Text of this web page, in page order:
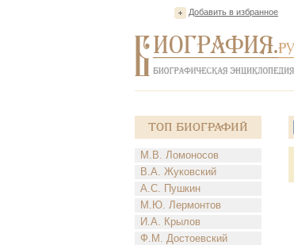
Добавить в избранное
Топ Биографий
М.В. Ломоносов
В.А. Жуковский
А.С. Пушкин
М.Ю. Лермонтов
И.А. Крылов
Ф.М. Достоевский